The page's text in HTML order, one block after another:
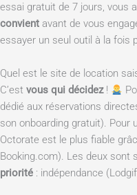
essai gratuit de 7 jours, vous
convient avant de vous
essayer un seul outil à la fois
Quel est le site de location
C’est vous qui décidez!
dédié aux réservations
son onboarding gratuit). Pour
Octorate est le plus fiable
Booking.com). Les deux sont
priorité : indépendance